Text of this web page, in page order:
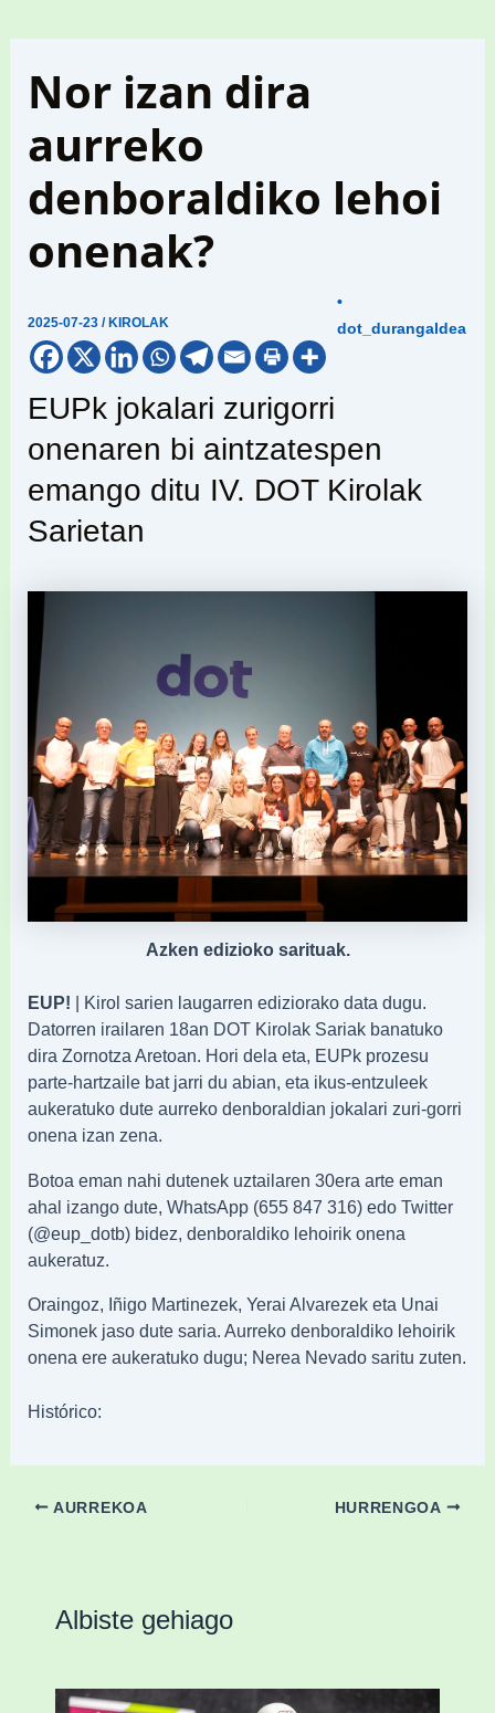
Nor izan dira
aurreko
denboraldiko lehoi
onenak?
2025-07-23/ KIROLAK
•
dot_durangaldea
EUPk jokalari zurigorri
onenaren bi aintzatespen
emango ditu IV. DOT Kirolak
Sarietan
Azken edizioko sarituak.
EUP! | Kirol sarien laugarren ediziorako data dugu.
Datorren irailaren 18an DOT Kirolak Sariak banatuko
dira Zornotza Aretoan. Hori dela eta, EUPk prozesu
parte-hartzaile bat jarri du abian, eta ikus-entzuleek
aukeratuko dute aurreko denboraldian jokalari zuri-gorri
onena izan zena.
Botoa eman nahi dutenek uztailaren 30era arte eman
ahal izango dute, WhatsApp (655 847 316) edo Twitter
(@eup_dotb) bidez, denboraldiko lehoirik onena
aukeratuz.
Oraingoz, Iñigo Martinezek, Yerai Alvarezek eta Unai
Simonek jaso dute saria. Aurreko denboraldiko lehoirik
onena ere aukeratuko dugu; Nerea Nevado saritu zuten.
Histórico:
AURREKOA HURRENGOA
Albiste gehiago